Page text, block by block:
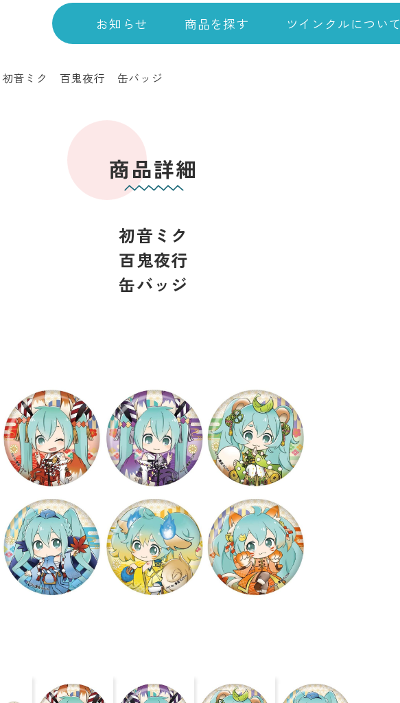
お知らせ 商品を探す ツインクルについて
初音ミク 百鬼夜行 缶バッジ
商品詳細
初音ミク
百鬼夜行
缶バッジ